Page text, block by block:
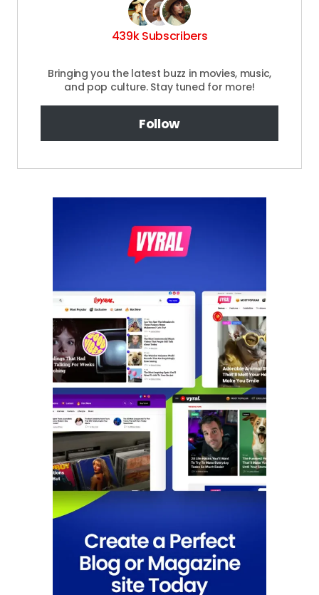
439k Subscribers
Bringing you the latest buzz in movies, music,
and pop culture. Stay tuned for more!
Follow